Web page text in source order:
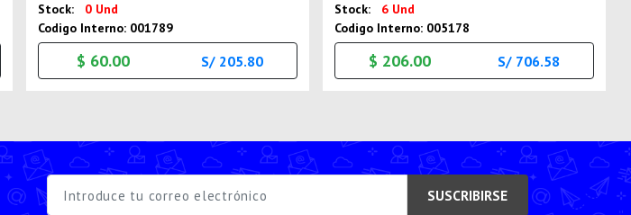
Stock:
0 Und
Codigo Interno: 001789
$ 60.00 S/ 205.80
Stock:
6 Und
Codigo Interno: 005178
$ 206.00 S/ 706.58
SUSCRIBIRSE